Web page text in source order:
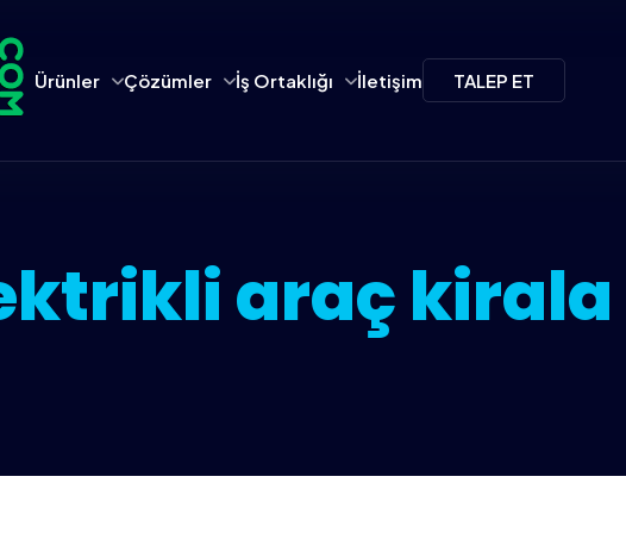
Ürünler Çözümler İş Ortaklığı İletişim TALEP ET
araç kirala